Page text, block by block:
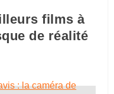
films à
de réalité